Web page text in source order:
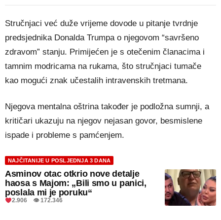
Stručnjaci već duže vrijeme dovode u pitanje tvrdnje
predsjednika Donalda Trumpa o njegovom “savršeno
zdravom” stanju. Primijećen je s otečenim članacima i
tamnim modricama na rukama, što stručnjaci tumače
kao mogući znak učestalih intravenskih tretmana.
Njegova mentalna oštrina također je podložna sumnji, a
kritičari ukazuju na njegov nejasan govor, besmislene
ispade i probleme s pamćenjem.
NAJČITANIJE U POSLJEDNJA 3 DANA
Asminov otac otkrio nove detalje
haosa s Majom: „Bili smo u panici,
poslala mi je poruku“
2.906 👁 172.346